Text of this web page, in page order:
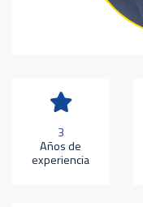
3
Años de
experiencia